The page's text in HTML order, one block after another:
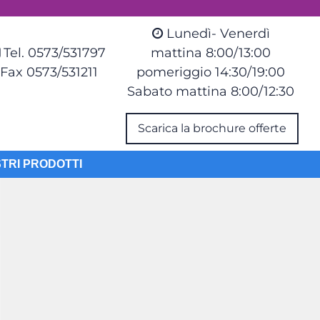
Tel. 0573/531797
Fax 0573/531211
Lunedì- Venerdì
mattina 8:00/13:00
pomeriggio 14:30/19:00
Sabato mattina 8:00/12:30
Scarica la brochure offerte
PRODOTTI